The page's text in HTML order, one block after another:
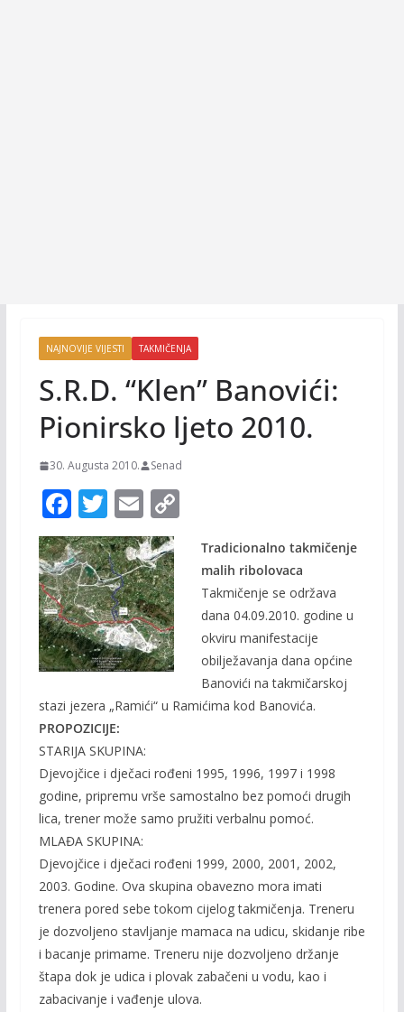
NAJNOVIJE VIJESTI TAKMIČENJA
S.R.D. “Klen” Banovići:
Pionirsko ljeto 2010.
30. Augusta 2010. Senad
F
ac
e
b
o
o
k
T
w
itt
er
E
m
ai
l
C
Tradicionalno takmičenje
malih ribolovaca
Takmičenje se održava
dana 04.09.2010. godine u
okviru manifestacije
obilježavanja dana općine
Banovići na takmičarskoj
stazi jezera „Ramići“ u Ramićima kod Banovića.
PROPOZICIJE:
STARIJA SKUPINA:
Djevojčice i dječaci rođeni 1995, 1996, 1997 i 1998
godine, pripremu vrše samostalno bez pomoći drugih
lica, trener može samo pružiti verbalnu pomoć.
MLAĐA SKUPINA:
Djevojčice i dječaci rođeni 1999, 2000, 2001, 2002,
2003. Godine. Ova skupina obavezno mora imati
trenera pored sebe tokom cijelog takmičenja. Treneru
je dozvoljeno stavljanje mamaca na udicu, skidanje ribe
i bacanje primame. Treneru nije dozvoljeno držanje
štapa dok je udica i plovak zabačeni u vodu, kao i
zabacivanje i vađenje ulova.